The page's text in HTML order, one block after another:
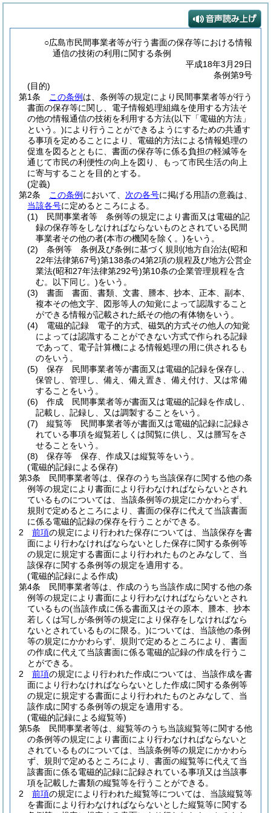
○広島市民間事業者等が行う書面の保存等における情報
通信の技術の利用に関する条例
平成18年3月29日
条例第9号
(目的)
第1条
この条例 は、条例等の規定により民間事業者等が行う
書面の保存等に関し、電子情報処理組織を使用する方法そ
の他の情報通信の技術を利用する方法(以下「電磁的方法」
という。)により行うことができるようにするための共通す
る事項を定めることにより、電磁的方法による情報処理の
促進を図るとともに、書面の保存等に係る負担の軽減等を
通じて市民の利便性の向上を図り、もって市民生活の向上
に寄与することを目的とする。
(定義)
第2条
この条例 において、 次の各号に掲げる用語の意義は、
当該各号に定めるところによる。
(1)
民間事業者等 条例等の規定により書面又は電磁的記
録の保存等をしなければならないものとされている民間
事業者その他の者(本市の機関を除く。)をいう。
(2)
条例等 条例及び条例に基づく規則 (地方自治法(昭和
22年法律第67号)第138条の4第2項の規程及び地方公営企
業法(昭和27年法律第292号)第10条の企業管理規程を含
む。以下同じ。)をいう。
(3)
書面 書面、書類、文書、謄本、抄本、正本、副本、
複本その他文字、図形等人の知覚によって認識すること
ができる情報が記載された紙その他の有体物をいう。
(4)
電磁的記録 電子的方式、磁気的方式その他人の知覚
によっては認識することができない方式で作られる記録
であって、電子計算機による情報処理の用に供されるも
のをいう。
(5)
保存 民間事業者等が書面又は電磁的記録を保存し、
保管し、管理し、備え、備え置き、備え付け、又は常備
することをいう。
(6)
作成 民間事業者等が書面又は電磁的記録を作成し、
記載し、記録し、又は調製することをいう。
(7)
縦覧等 民間事業者等が書面又は電磁的記録に記録さ
れている事項を縦覧若しくは閲覧に供し、又は謄写をさ
せることをいう。
(8)
保存等 保存、作成又は縦覧等をいう。
(電磁的記録による保存)
第3条
民間事業者等は、保存のうち当該保存に関する他の条
例等の規定により書面により行わなければならないとされ
ているものについては、当該条例等の規定にかかわらず、
規則で定めるところにより、書面の保存に代えて当該書面
に係る電磁的記録の保存を行うことができる。
2
前項の規定により行われた保存については、当該保存を書
面により行わなければならないとした保存に関する条例等
の規定に規定する書面により行われたものとみなして、当
該保存に関する条例等の規定を適用する。
(電磁的記録による作成)
第4条
民間事業者等は、作成のうち当該作成に関する他の条
例等の規定により書面により行わなければならないとされ
ているもの(当該作成に係る書面又はその原本、謄本、抄本
若しくは写しが条例等の規定により保存をしなければなら
ないとされているものに限る。)については、当該他の条例
等の規定にかかわらず、規則で定めるところにより、書面
の作成に代えて当該書面に係る電磁的記録の作成を行うこ
とができる。
2
前項の規定により行われた作成については、当該作成を書
面により行わなければならないとした作成に関する条例等
の規定に規定する書面により行われたものとみなして、当
該作成に関する条例等の規定を適用する。
(電磁的記録による縦覧等)
第5条
民間事業者等は、縦覧等のうち当該縦覧等に関する他
の条例等の規定により書面により行わなければならないと
されているものについては、当該条例等の規定にかかわら
ず、規則で定めるところにより、書面の縦覧等に代えて当
該書面に係る電磁的記録に記録されている事項又は当該事
項を記載した書類の縦覧等を行うことができる。
2
前項の規定により行われた縦覧等については、当該縦覧等
を書面により行わなければならないとした縦覧等に関する